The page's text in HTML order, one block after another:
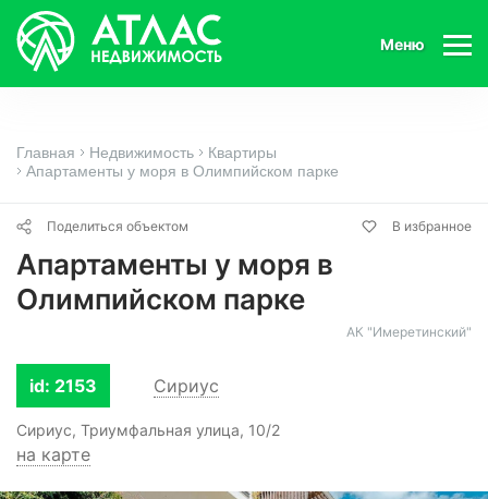
Меню
Главная Недвижимость
Квартиры
Апартаменты у моря в Олимпийском парке
Поделиться объектом В избранное
Апартаменты у моря в
Олимпийском парке
АК "Имеретинский"
id: 2153 Сириус
Сириус, Триумфальная улица, 10/2
на карте